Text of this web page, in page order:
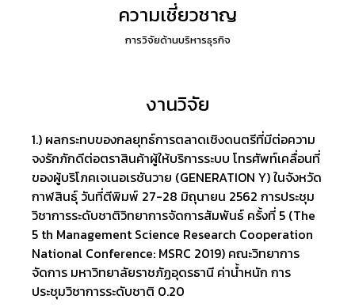
ความเชี่ยวชาญ
การวิจัยด้านบริหารธุรกิจ
งานวิจัย
1.) ผลกระทบของกลยุทธ์การตลาดเชิงดนตรีที่มีต่อความ
จงรักภักดีต่อตราสินค้าผู้ให้บริการระบบ โทรศัพท์เคลื่อนที่
ของผู้บริโภคเจเนอเรชันวาย (GENERATION Y) ในจังหวัด
กาฬสินธุ์ วันที่ตีพิมพ์ 27-28 มิถุนายน 2562 การประชุม
วิชาการระดับชาติวิทยาการจัดการสัมพันธ์ ครั้งที่ 5 (The
5 th Management Science Research Cooperation
National Conference: MSRC 2019) คณะวิทยาการ
จัดการ มหาวิทยาลัยราชภัฏอุดรธานี ค่าน้ำหนัก การ
ประชุมวิชาการระดับชาติ 0.20